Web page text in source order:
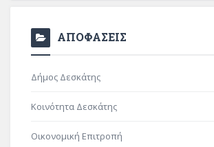
ΑΠΟΦΑΣΕΙΣ
Δήμος Δεσκάτης
Κοινότητα Δεσκάτης
Οικονομική Επιτροπή